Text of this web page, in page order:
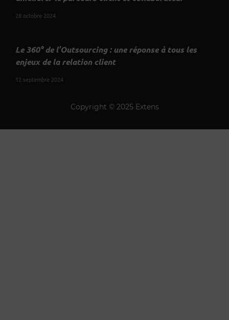
28 octobre 2024
Le 360° de l’Outsourcing : une réponse à tous les
enjeux de la relation client
12 septembre 2024
Copyright © 2025 Extens